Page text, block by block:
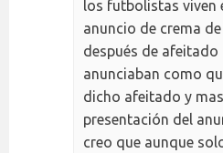
los futbolistas viven
anuncio de crema
después de
anunciaban como
dicho afeitado y
presentación del
creo que aunque